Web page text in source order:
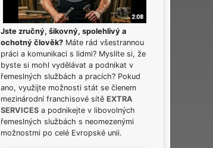
Jste zručný, šikovný, spolehlivý a
ochotný člověk? Máte rád všestrannou
práci a komunikaci s lidmi? Myslíte si, že
byste si mohl vydělávat a podnikat v
řemeslných službách a pracích? Pokud
ano, využijte možnosti stát se členem
mezinárodní franchisové sítě EXTRA
SERVICES a podnikejte v libovolných
řemeslných službách s neomezenými
možnostmi po celé Evropské unii.